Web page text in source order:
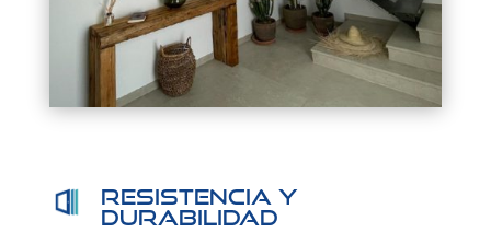
Resistencia y
durabilidad